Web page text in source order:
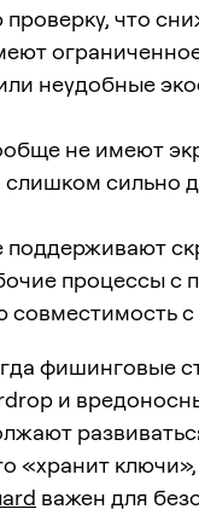
что
неудобные
не имеют
слишком сильно
поддерживают
процессы с
совместимость с
фишинговые
и
«хранит
важен для